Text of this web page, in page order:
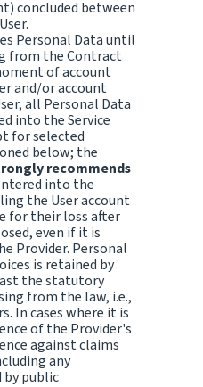
concluded between
Personal Data until
from the Contract
of account
and/or account
all Personal Data
into the Service
for selected
below; the
recommends
into the
the User account
for their loss after
even if it is
Provider. Personal
is retained by
the statutory
from the law, i.e.,
In cases where it is
of the Provider's
against claims
any
public